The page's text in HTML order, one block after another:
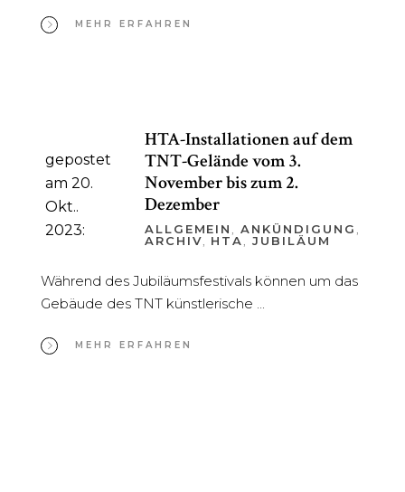
MEHR ERFAHREN
gepostet
am 20.
Okt..
2023:
HTA-Installationen auf dem
TNT-Gelände vom 3.
November bis zum 2.
Dezember
ALLGEMEIN ,ANKÜNDIGUNG
ARCHIV
HTA ,JUBILÄUM
Während des Jubiläumsfestivals können um das
Gebäude des TNT künstlerische
MEHR ERFAHREN